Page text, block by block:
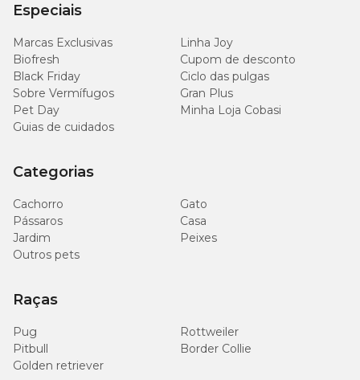
Especiais
Marcas Exclusivas
Linha Joy
Biofresh
Cupom de desconto
Black Friday
Ciclo das pulgas
Sobre Vermífugos
Gran Plus
Pet Day
Minha Loja Cobasi
Guias de cuidados
Categorias
Cachorro
Gato
Pássaros
Casa
Jardim
Peixes
Outros pets
Raças
Pug
Rottweiler
Pitbull
Border Collie
Golden retriever